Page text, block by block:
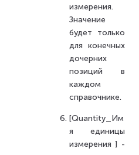
измерения.
Значение
будет только
для конечных
дочерних
позиций в
каждом
справочнике.
[Quantity_Им
я единицы
измерения ] -